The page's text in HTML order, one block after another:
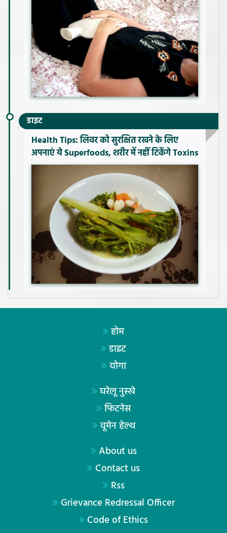
डाइट
Health Tips: लिवर को सुरक्षित रखने के लिए
अपनाएं ये Superfoods, शरीर में नहीं टिकेंगे Toxins
होम
डाइट
योगा
घरेलू नुस्खे
फिटनेस
वूमेन हेल्थ
About us
Contact us
Rss
Grievance Redressal Officer
Code of Ethics